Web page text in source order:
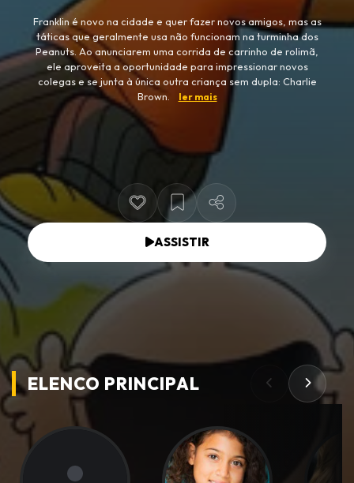
Franklin é novo na cidade e quer fazer novos amigos, mas as
táticas que geralmente usa não funcionam na turminha dos
Peanuts. Ao anunciarem uma corrida de carrinho de rolimã,
ele aproveita a oportunidade para impressionar novos
colegas e se junta à única outra criança sem dupla: Charlie
Brown.
ler mais
ASSISTIR
ELENCO PRINCIPAL